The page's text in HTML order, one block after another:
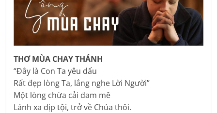
THƠ MÙA CHAY THÁNH
“Đây là Con Ta yêu dấu
Rất đẹp lòng Ta, lắng nghe Lời Người”
Một lòng chừa cải đam mê
Lánh xa dịp tội, trở về Chúa thôi.